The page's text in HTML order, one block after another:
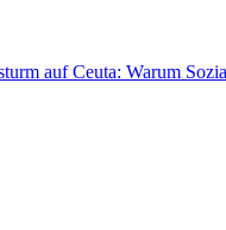
auf Ceuta: Warum